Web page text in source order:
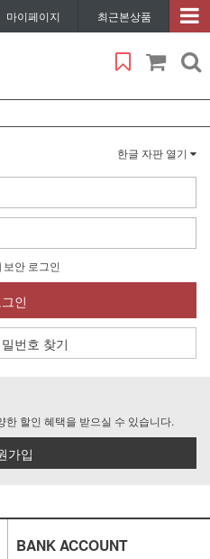
마이페이지 최근본상품
한글 자판 열기
보안 로그인
인
번호 찾기
할인 혜택을 받으실 수 있습니다.
가입
BANK ACCOUNT